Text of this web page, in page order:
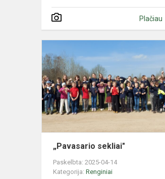
Plačiau
„Pavasario sekliai"
Paskelbta: 2025-04-14
Kategorija: Renginiai